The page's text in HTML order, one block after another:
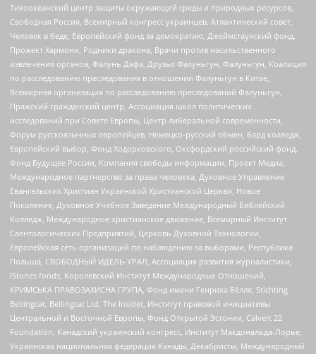
Тихоокеанский центр защиты окружающей среды и природных ресурсов,
Свободная Россия, Всемирный конгресс украинцев, Атлантический совет,
Человек в беде, Европейский фонд за демократию, Джеймстаунский фонд,
Прожект Хармони, Родники дракона, Врачи против насильственного
извлечения органов, Фалунь Дафа, Друзья Фалуньгун, Фалуньгун, Коалиция
по расследованию преследования в отношении Фалуньгун в Китае,
Всемирная организация по расследованию преследований Фалуньгун,
Пражский гражданский центр, Ассоциация школ политических
исследований при Совете Европы, Центр либеральной современности,
Форум русскоязычных европейцев, Немецко-русский обмен, Бард колледж,
Европейский выбор, Фонд Ходорковского, Оксфордский российский фонд,
Фонд Будущее России, Компания свободы информации, Проект Медиа,
Международное партнерство за права человека, Духовное Управление
Евангельских Христиан Украинской Христианской Церкви, Новое
Поколение, Духовное Учебное Заведение Международный Библейский
Колледж, Международное христианское движение, Всемирный Институт
Саентологических Предприятий, Церковь Духовной Технологии,
Европейская сеть организаций по наблюдению за выборами, Республика
Польша, СВОБОДНЫЙ ИДЕЛЬ-УРАЛ, Ассоциация развития журналистики,
IStories fonds, Королевский Институт Международных Отношений,
КРИМСЬКА ПРАВОЗАХИСНА ГРУПА, Фонд имени Генриха Бёлля, Stichting
Bellingcat, Bellingcat Ltd, The Insider, Институт правовой инициативы
Центральной и Восточной Европы, Фонд Открытой Эстонии, Calvert 22
Foundation, Канадский украинский конгресс, Институт Макдональда-Лорье,
Украинская национальная федерация Канады, Декабристы, Международный